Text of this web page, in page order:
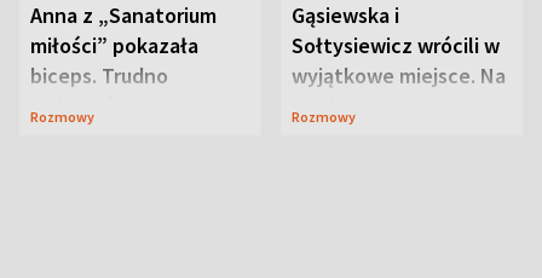
Anna z „Sanatorium
miłości” pokazała
biceps. Trudno
uwierzyć, co przeszła
Rozmowy
Gąsiewska i
Sołtysiewicz wrócili w
wyjątkowe miejsce. Na
szlaku czekał
Rozmowy